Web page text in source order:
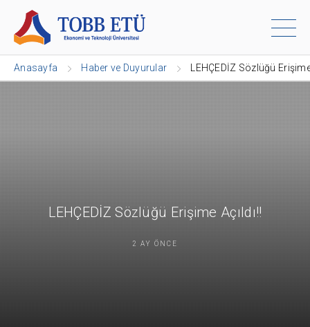
Anasayfa Haber ve Duyurular LEHÇEDİZ Sözlüğü
LEHÇEDİZ Sözlüğü Erişime Açıldı!!
2 AY ÖNCE